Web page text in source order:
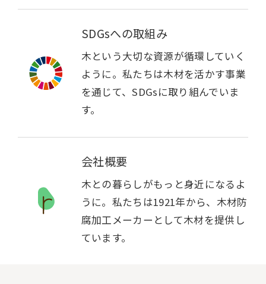
SDGsへの取組み
木という大切な資源が循環していく
ように。私たちは木材を活かす事業
を通じて、SDGsに取り組んでいま
す。
会社概要
木との暮らしがもっと身近になるよ
うに。私たちは1921年から、木材防
腐加工メーカーとして木材を提供し
ています。